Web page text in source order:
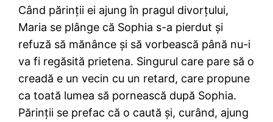
Când părinţii ei ajung în pragul divorţului,
Maria se plânge că Sophia s-a pierdut şi
refuză să mănânce şi să vorbească până nu-i
va fi regăsită prietena. Singurul care pare să o
creadă e un vecin cu un retard, care propune
ca toată lumea să pornească după Sophia.
Părinţii se prefac că o caută şi, curând, ajung